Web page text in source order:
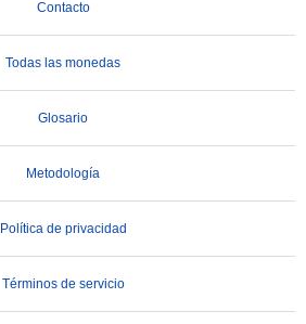
Contacto
Todas las monedas
Glosario
Metodología
Política de privacidad
Términos de servicio